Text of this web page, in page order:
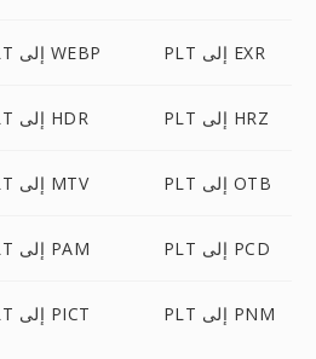
PLT إلى WEBP PLT إلى EXR
PLT إلى HDR PLT إلى HRZ
PLT إلى MTV PLT إلى OTB
PLT إلى PAM PLT إلى PCD
PLT إلى PICT PLT إلى PNM